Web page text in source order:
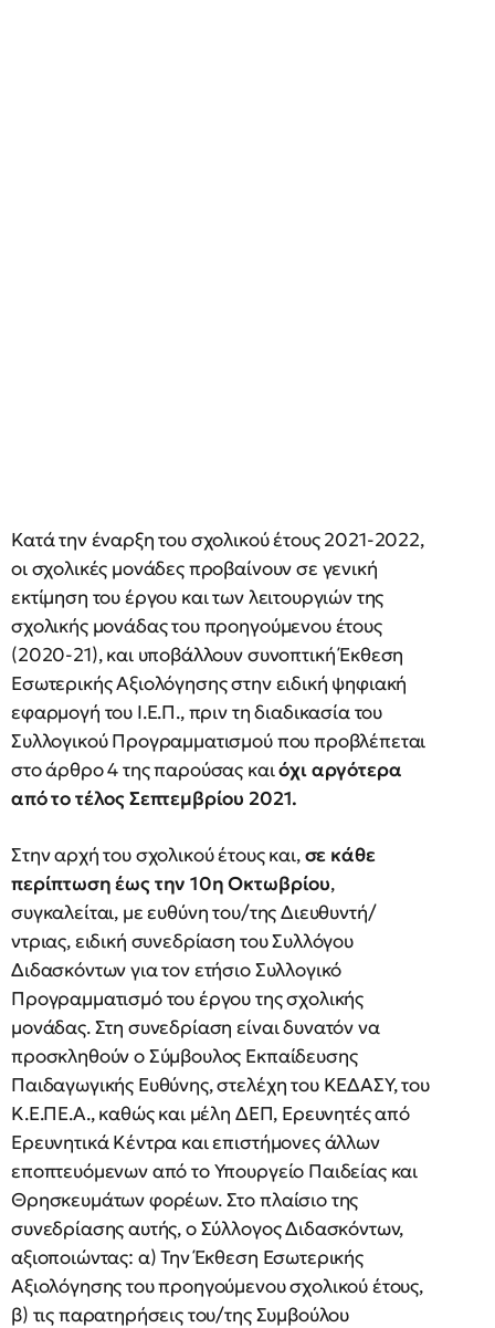
Κατά την έναρξη του σχολικού έτους 2021-2022,
οι σχολικές μονάδες προβαίνουν σε γενική
εκτίμηση του έργου και των λειτουργιών της
σχολικής μονάδας του προηγούμενου έτους
(2020-21), και υποβάλλουν συνοπτική Έκθεση
Εσωτερικής Αξιολόγησης στην ειδική ψηφιακή
εφαρμογή του Ι.Ε.Π., πριν τη διαδικασία του
Συλλογικού Προγραμματισμού που προβλέπεται
στο άρθρο 4 της παρούσας καιόχι αργότερα
από το τέλος Σεπτεμβρίου 2021.
Στην αρχή του σχολικού έτους και,σε κάθε
περίπτωση έως την 10η Οκτωβρίου,
συγκαλείται, με ευθύνη του/της Διευθυντή/
ντριας, ειδική συνεδρίαση του Συλλόγου
Διδασκόντων για τον ετήσιο Συλλογικό
Προγραμματισμό του έργου της σχολικής
μονάδας. Στη συνεδρίαση είναι δυνατόν να
προσκληθούν ο Σύμβουλος Εκπαίδευσης
Παιδαγωγικής Ευθύνης, στελέχη του ΚΕΔΑΣΥ, του
Κ.Ε.ΠΕ.Α., καθώς και μέλη ΔΕΠ, Ερευνητές από
Ερευνητικά Κέντρα και επιστήμονες άλλων
εποπτευόμενων από το Υπουργείο Παιδείας και
Θρησκευμάτων φορέων. Στο πλαίσιο της
συνεδρίασης αυτής, ο Σύλλογος Διδασκόντων,
αξιοποιώντας: α) Την Έκθεση Εσωτερικής
Αξιολόγησης του προηγούμενου σχολικού έτους,
β) τις παρατηρήσεις του/της Συμβούλου